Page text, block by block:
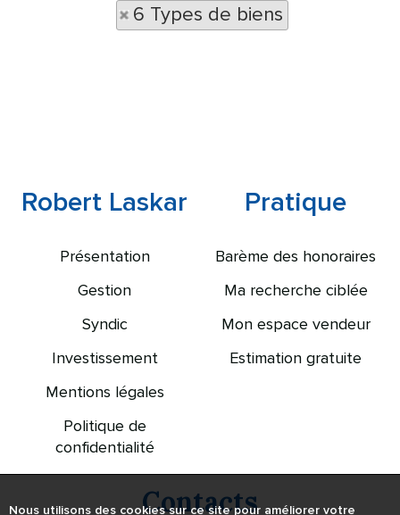
6 Types de biens
Robert Laskar
Présentation
Gestion
Syndic
Investissement
Mentions légales
Politique de
confidentialité
Pratique
Barème des honoraires
Ma recherche ciblée
Mon espace vendeur
Estimation gratuite
Contacts
Nous utilisons des cookies sur ce site pour améliorer votre